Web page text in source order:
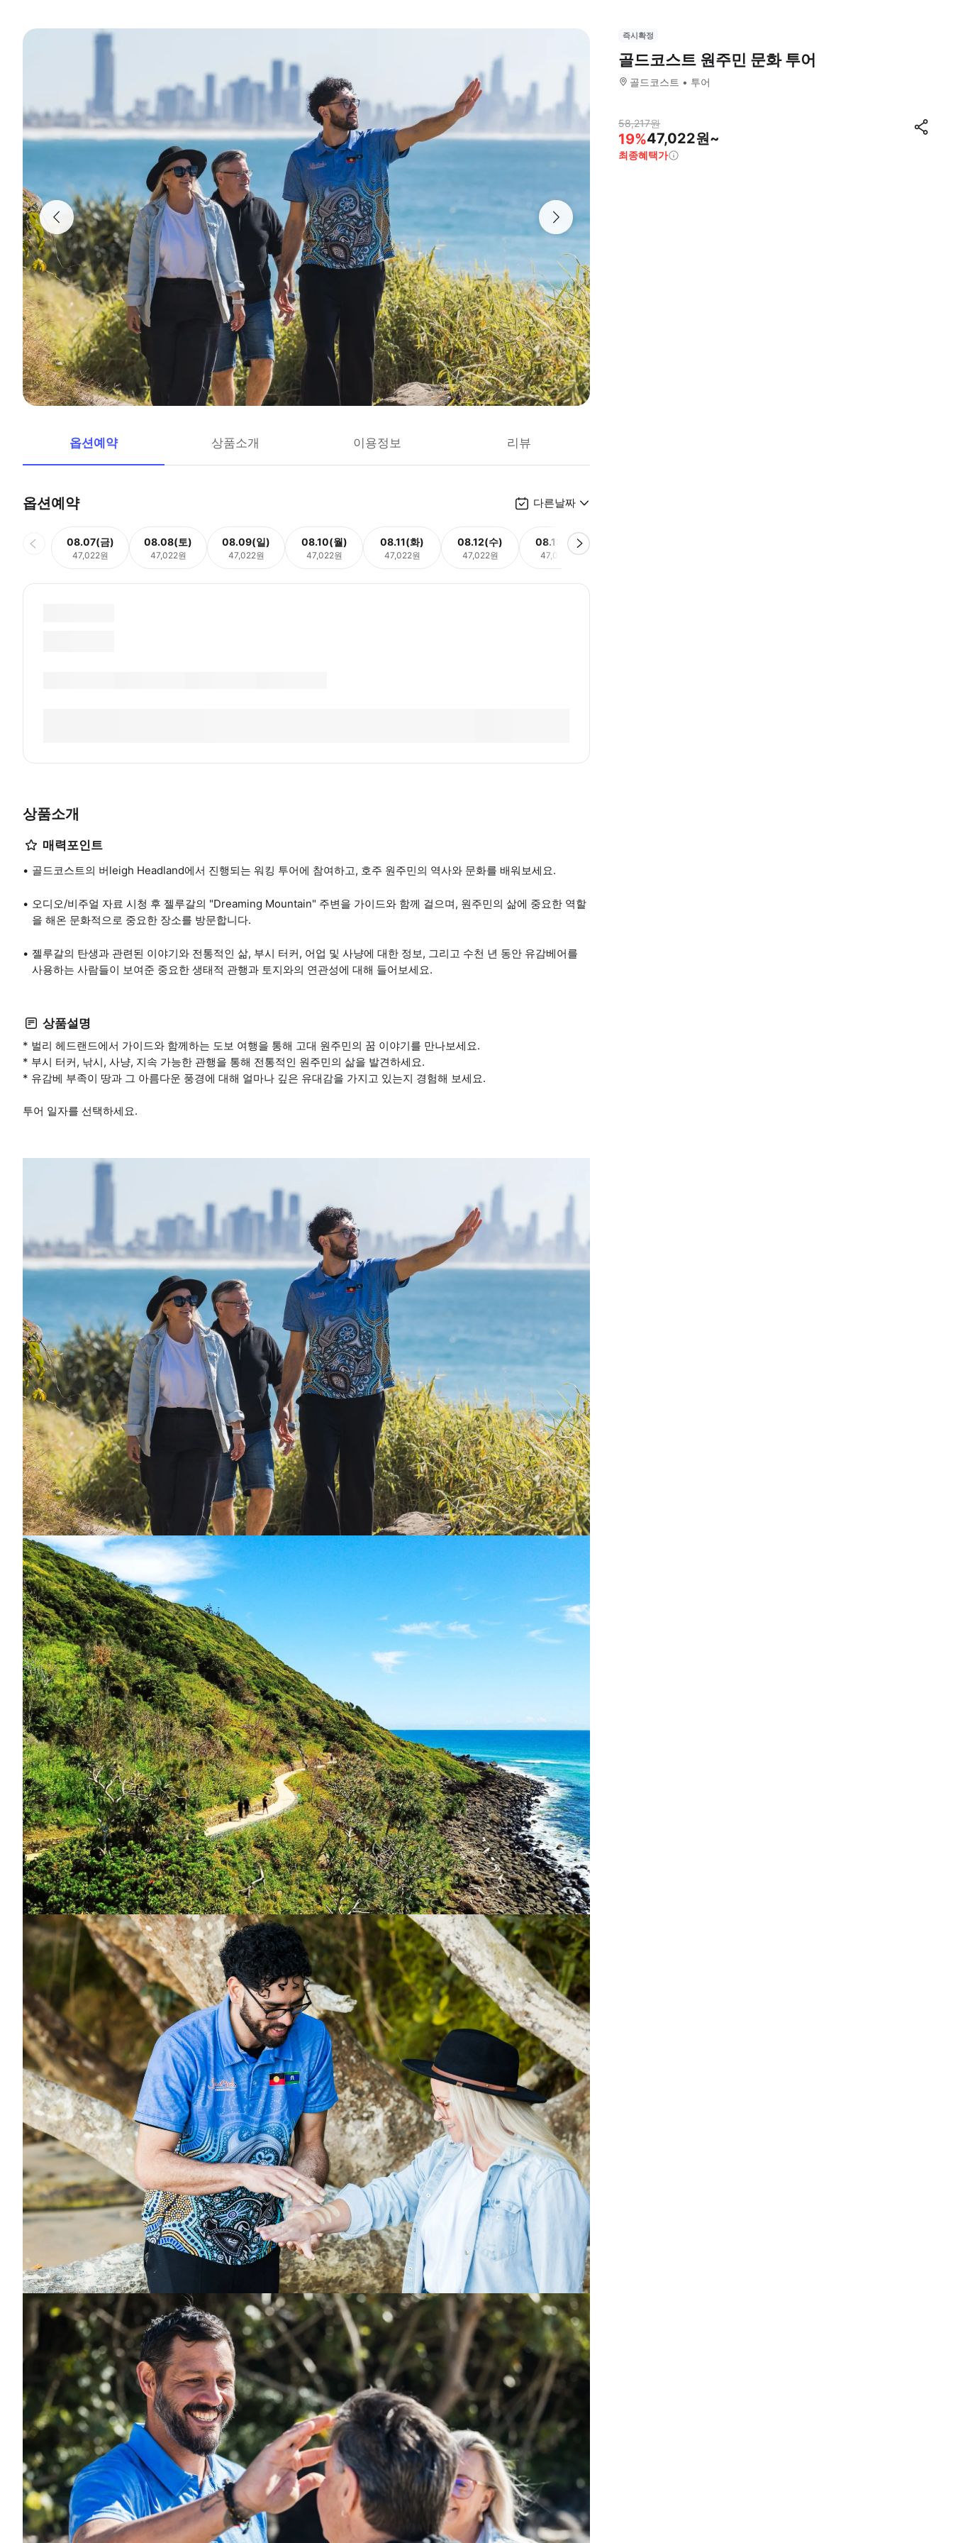
옵션예약 상품소개 이용정보 리뷰
옵션예약 다른날짜
08.07(금)
47,022원
08.08(토)
47,022원
08.09(일)
47,022원
08.10(월)
47,022원
08.11(화)
47,022원
08.12(수)
47,022원
08.13(목)
47,022원
상품소개
매력포인트
골드코스트의 버leigh Headland에서 진행되는 워킹 투어에 참여하고, 호주 원주민의 역사와 문화를 배워보세요.
오디오/비주얼 자료 시청 후 젤루갈의 "Dreaming Mountain" 주변을 가이드와 함께 걸으며, 원주민의 삶에 중요한 역할
을 해온 문화적으로 중요한 장소를 방문합니다.
젤루갈의 탄생과 관련된 이야기와 전통적인 삶, 부시 터커, 어업 및 사냥에 대한 정보, 그리고 수천 년 동안 유감베어를
사용하는 사람들이 보여준 중요한 생태적 관행과 토지와의 연관성에 대해 들어보세요.
상품설명
* 벌리 헤드랜드에서 가이드와 함께하는 도보 여행을 통해 고대 원주민의 꿈 이야기를 만나보세요.
* 부시 터커, 낚시, 사냥, 지속 가능한 관행을 통해 전통적인 원주민의 삶을 발견하세요.
* 유감베 부족이 땅과 그 아름다운 풍경에 대해 얼마나 깊은 유대감을 가지고 있는지 경험해 보세요.
투어 일자를 선택하세요.
즉시확정
골드코스트 원주민 문화 투어
골드코스트 투어
58,217원
19%47,022원~
최종혜택가